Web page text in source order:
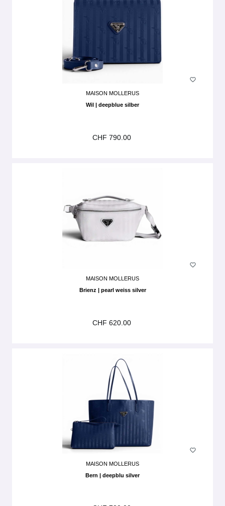
MAISON MOLLERUS
Wil | deepblue silber
CHF 790.00
MAISON MOLLERUS
Brienz | pearl weiss silver
CHF 620.00
MAISON MOLLERUS
Bern | deepblu silver